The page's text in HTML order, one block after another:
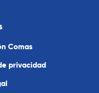
Comas
privacidad